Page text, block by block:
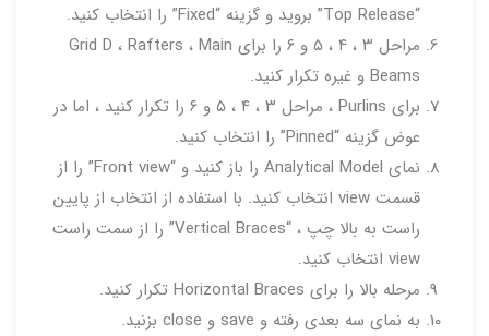
“Top Release” بروید و گزینه “Fixed” را انتخاب کنید.
مراحل ۳ ، ۴ ، ۵ و ۶ را برای Grid D ، Rafters ، Main
Beams و غیره تکرار کنید.
برای Purlins ، مراحل ۳ ، ۴ ، ۵ و ۶ را تکرار کنید ، اما در
عوض گزینه “Pinned” را انتخاب کنید.
نمای Analytical Model را باز کنید و “Front view” را از
قسمت view انتخاب کنید. با استفاده از انتخاب از پایین
راست به بالا چپ ، “Vertical Braces” را از سمت راست
view انتخاب کنید.
مرحله بالا را برای Horizontal Braces تکرار کنید.
به نمای سه بعدی رفته و save و close بزنید.